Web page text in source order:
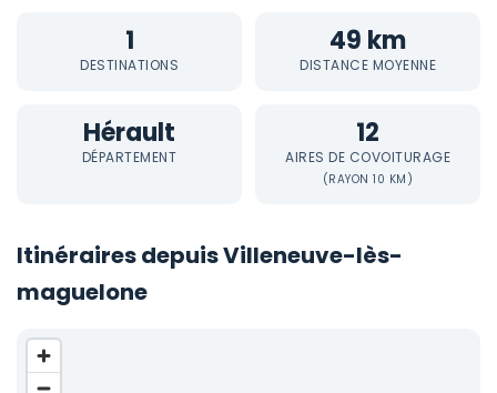
1
DESTINATIONS
49 km
DISTANCE MOYENNE
Hérault
DÉPARTEMENT
12
AIRES DE COVOITURAGE
(RAYON 10 KM)
Itinéraires depuis Villeneuve-lès-
maguelone